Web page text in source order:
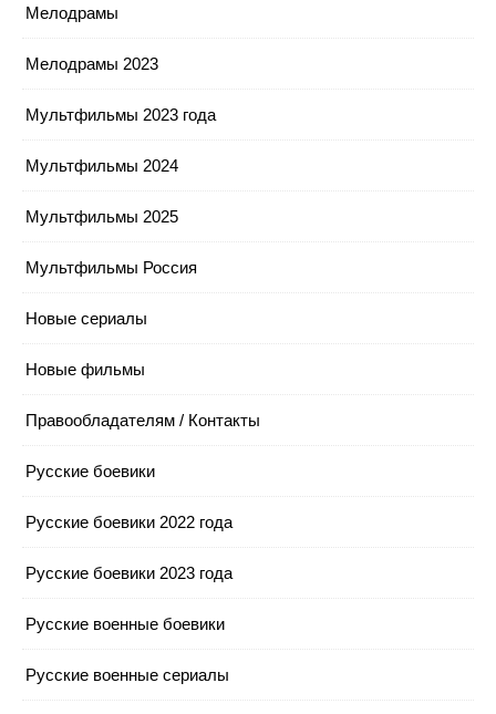
Мелодрамы
Мелодрамы 2023
Мультфильмы 2023 года
Мультфильмы 2024
Мультфильмы 2025
Мультфильмы Россия
Новые сериалы
Новые фильмы
Правообладателям / Контакты
Русские боевики
Русские боевики 2022 года
Русские боевики 2023 года
Русские военные боевики
Русские военные сериалы